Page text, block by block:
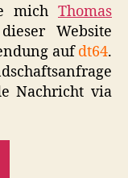
mich Thomas
Website
aufdt64.
Nachricht via